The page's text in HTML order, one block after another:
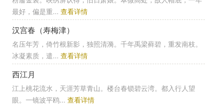
最好，偏是重... 查看详情
汉宫春（寿梅津）
名压年芳，倚竹根新影，独照清漪。千年禹梁藓碧，重发南枝。
冰凝素质，遣... 查看详情
西江月
江上桃花流水，天涯芳草青山。楼台春锁碧云湾。都入行人望
眼。一镜波平鸥... 查看详情